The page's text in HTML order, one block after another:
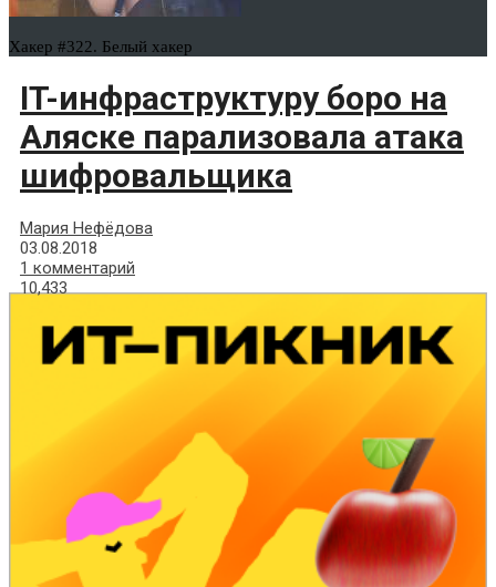
Хакер #322. Белый хакер
IT-инфраструктуру боро на
Аляске парализовала атака
шифровальщика
Мария Нефёдова
03.08.2018
1 комментарий
10,433